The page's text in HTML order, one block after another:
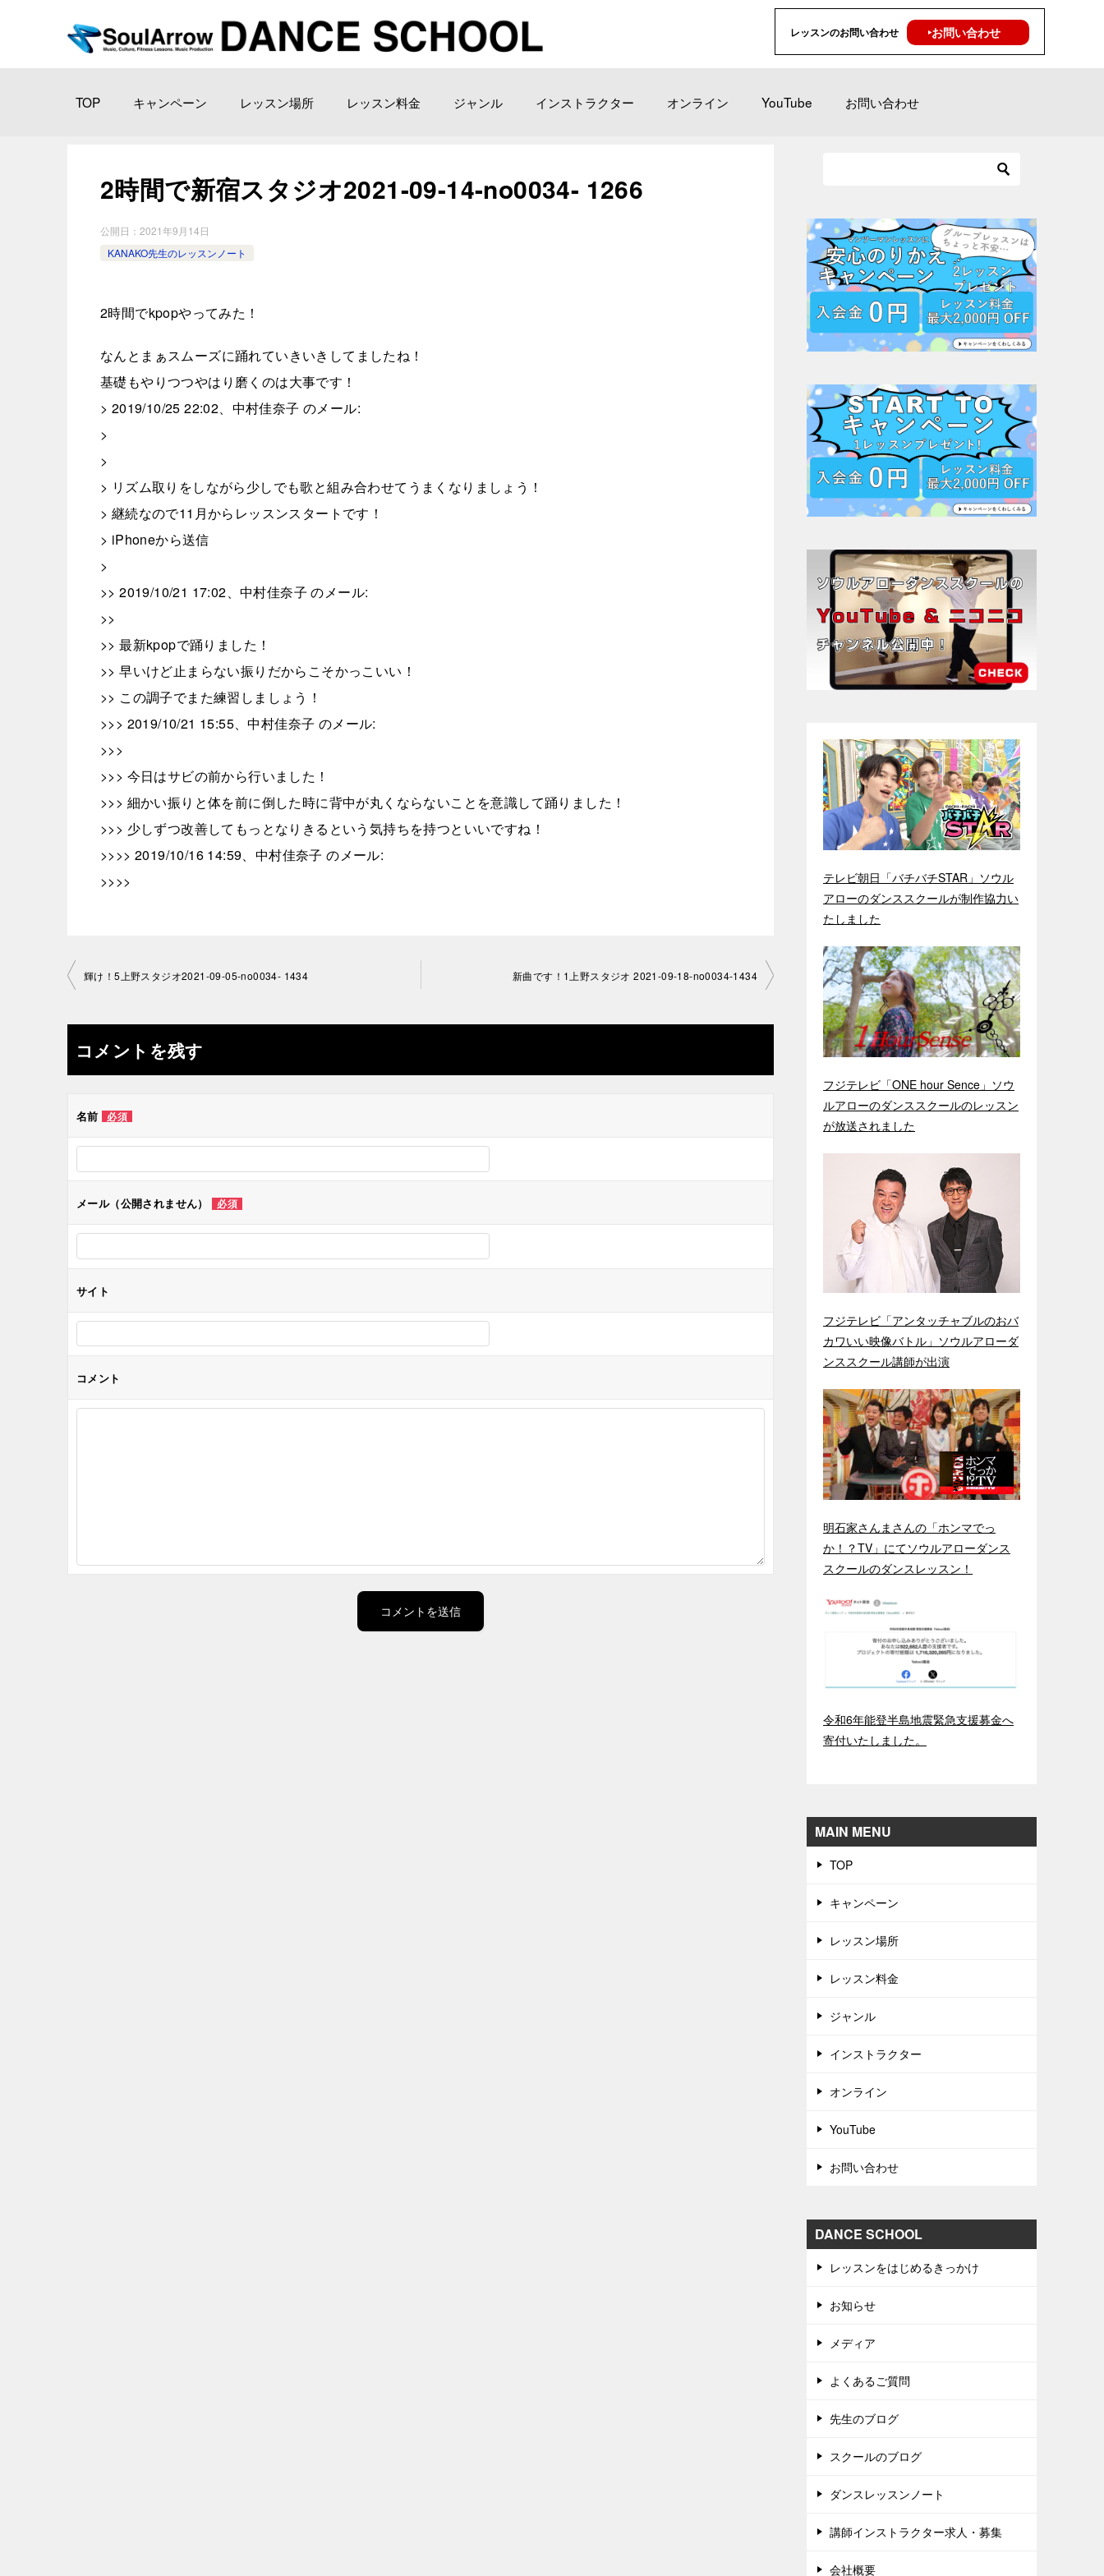
レッスンのお問い合わせ ‣お問い合わせ
TOP キャンペーン レッスン場所 レッスン料金 ジャンル インストラクター オンライン YouTube お問い合わせ
2時間で新宿スタジオ2021-09-14-no0034- 1266
公開日： 2021年9月14日
KANAKO先生のレッスンノート
2時間でkpopやってみた！
なんとまぁスムーズに踊れていきいきしてましたね！
基礎もやりつつやはり磨くのは大事です！
> 2019/10/25 22:02、中村佳奈子 のメール:
>
>
> リズム取りをしながら少しでも歌と組み合わせてうまくなりましょう！
> 継続なので11月からレッスンスタートです！
> iPhoneから送信
>
>> 2019/10/21 17:02、中村佳奈子 のメール:
>>
>> 最新kpopで踊りました！
>> 早いけど止まらない振りだからこそかっこいい！
>> この調子でまた練習しましょう！
>>> 2019/10/21 15:55、中村佳奈子 のメール:
>>>
>>> 今日はサビの前から行いました！
>>> 細かい振りと体を前に倒した時に背中が丸くならないことを意識して踊りました！
>>> 少しずつ改善してもっとなりきるという気持ちを持つといいですね！
>>>> 2019/10/16 14:59、中村佳奈子 のメール:
>>>>
投
ナ
ビ
ゲ
ー
ン
輝け！5上野スタジオ2021-09-05-no0034- 1434 新曲です！1上野スタジオ 2021-09-18-no0034-1434
コメントを残す
名前 必須
メール（公開されません） 必須
サイト
コメント
テレビ朝日「バチバチSTAR」ソウル
アローのダンススクールが制作協力い
たしました
フジテレビ「ONE hour Sence」ソウ
ルアローのダンススクールのレッスン
が放送されました
フジテレビ「アンタッチャブルのおバ
カワいい映像バトル」ソウルアローダ
ンススクール講師が出演
明石家さんまさんの「ホンマでっ
か！？TV」にてソウルアローダンス
スクールのダンスレッスン！
令和6年能登半島地震緊急支援募金へ
寄付いたしました。
MAIN MENU
TOP
キャンペーン
レッスン場所
レッスン料金
ジャンル
インストラクター
オンライン
YouTube
お問い合わせ
DANCE SCHOOL
レッスンをはじめるきっかけ
お知らせ
メディア
よくあるご質問
先生のブログ
スクールのブログ
ダンスレッスンノート
講師インストラクター求人・募集
会社概要